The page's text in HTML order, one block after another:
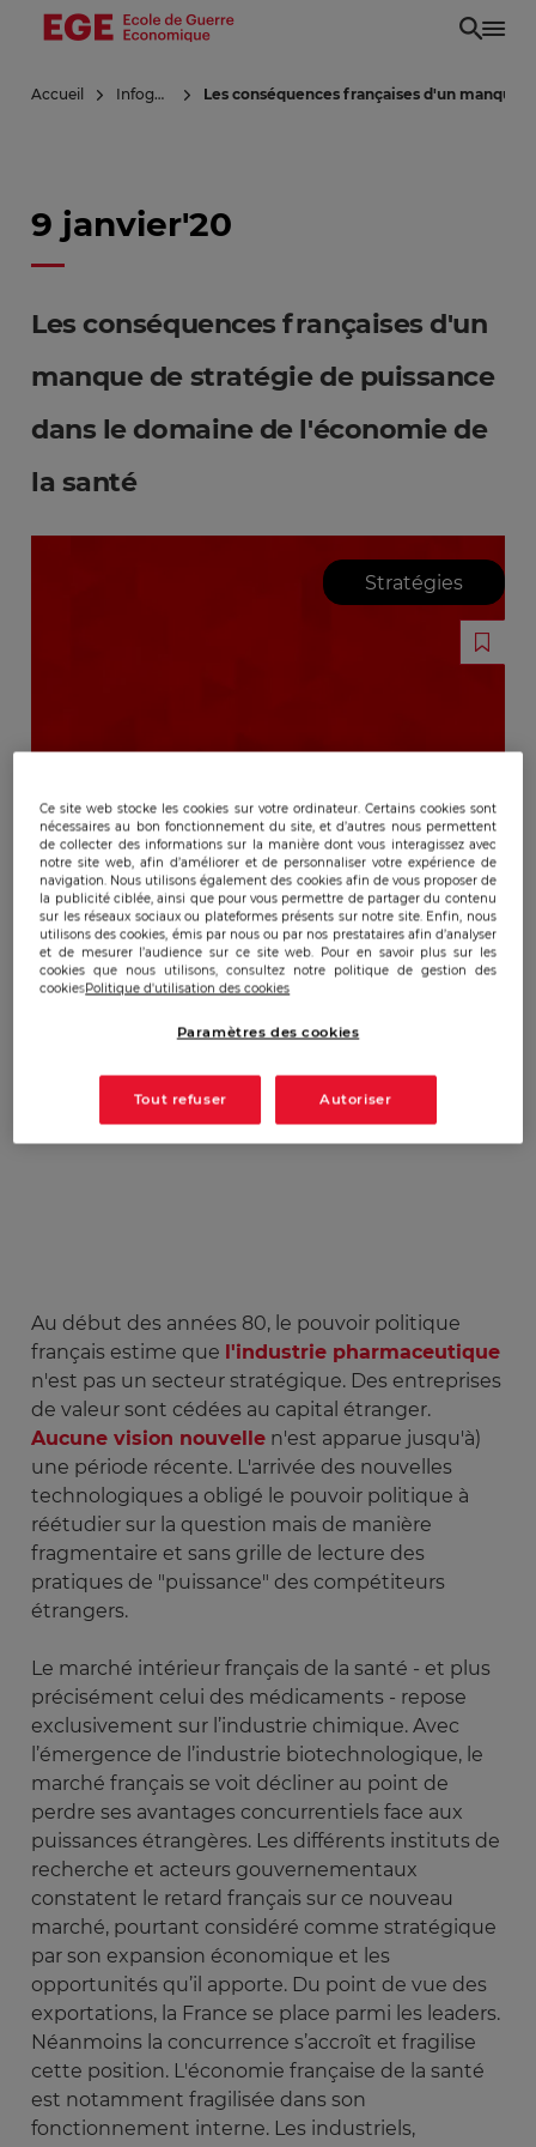
Aller
principal
Accueil Infoguerre Les conséquences françaises d'un manque
9 janvier'20
Les conséquences françaises d'un
manque de stratégie de puissance
dans le domaine de l'économie de
la santé
Stratégies
Publicado: 09/01/2020|Actualizado: 27/08/2024
Au début des années 80, le pouvoir politique
français estime que l'industrie pharmaceutique
n'est pas un secteur stratégique. Des entreprises
de valeur sont cédées au capital étranger.
Aucune vision nouvelle n'est apparue jusqu'à)
une période récente. L'arrivée des nouvelles
technologiques a obligé le pouvoir politique à
réétudier sur la question mais de manière
fragmentaire et sans grille de lecture des
pratiques de "puissance" des compétiteurs
étrangers.
Le marché intérieur français de la santé - et plus
précisément celui des médicaments - repose
exclusivement sur l’industrie chimique. Avec
l’émergence de l’industrie biotechnologique, le
marché français se voit décliner au point de
perdre ses avantages concurrentiels face aux
puissances étrangères. Les différents instituts de
recherche et acteurs gouvernementaux
constatent le retard français sur ce nouveau
marché, pourtant considéré comme stratégique
par son expansion économique et les
opportunités qu’il apporte. Du point de vue des
exportations, la France se place parmi les leaders.
Néanmoins la concurrence s’accroît et fragilise
cette position. L'économie française de la santé
est notamment fragilisée dans son
fonctionnement interne. Les industriels,
Ce site web stocke les cookies sur votre ordinateur. Certains cookies sont
nécessaires au bon fonctionnement du site, et d’autres nous permettent
de collecter des informations sur la manière dont vous interagissez avec
notre site web, afin d’améliorer et de personnaliser votre expérience de
navigation. Nous utilisons également des cookies afin de vous proposer de
la publicité ciblée, ainsi que pour vous permettre de partager du contenu
sur les réseaux sociaux ou plateformes présents sur notre site. Enfin, nous
utilisons des cookies, émis par nous ou par nos prestataires afin d’analyser
et de mesurer l’audience sur ce site web. Pour en savoir plus sur les
cookies que nous utilisons, consultez notre politique de gestion des
cookiesPolitique d'utilisation des cookies
Paramètres des cookies
Tout refuser Autoriser